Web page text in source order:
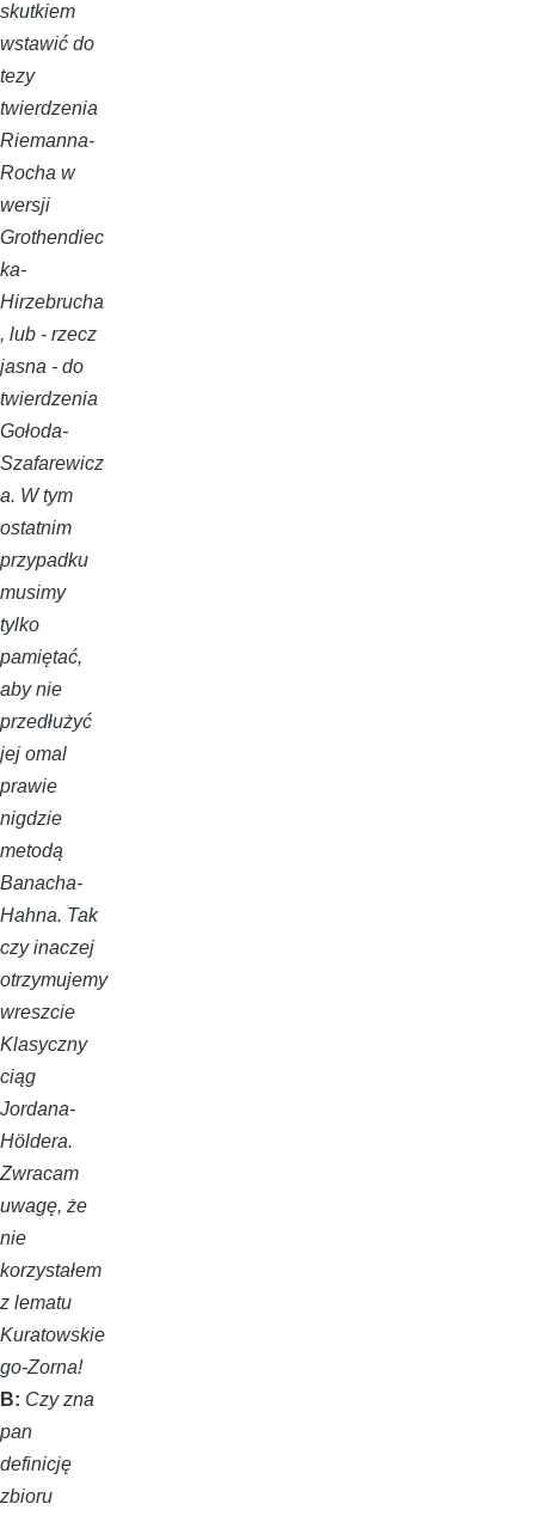
skutkiem
wstawić do
tezy
twierdzenia
Riemanna-
Rocha w
wersji
Grothendiec
ka-
Hirzebrucha
, lub - rzecz
jasna - do
twierdzenia
Gołoda-
Szafarewicz
a. W tym
ostatnim
przypadku
musimy
tylko
pamiętać,
aby nie
przedłużyć
jej omal
prawie
nigdzie
metodą
Banacha-
Hahna. Tak
czy inaczej
otrzymujemy
wreszcie
Klasyczny
ciąg
Jordana-
Höldera.
Zwracam
uwagę, że
nie
korzystałem
z lematu
Kuratowskie
go-Zorna!
B: Czy zna
pan
definicję
zbioru